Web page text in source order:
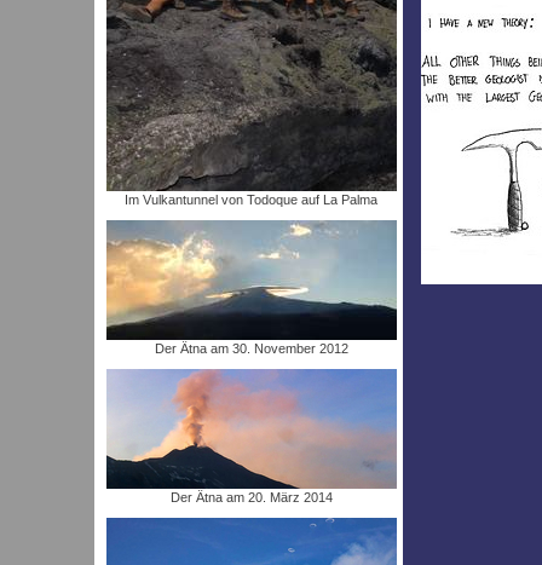
Im Vulkantunnel von Todoque auf La Palma
Der Ätna am 30. November 2012
Der Ätna am 20. März 2014